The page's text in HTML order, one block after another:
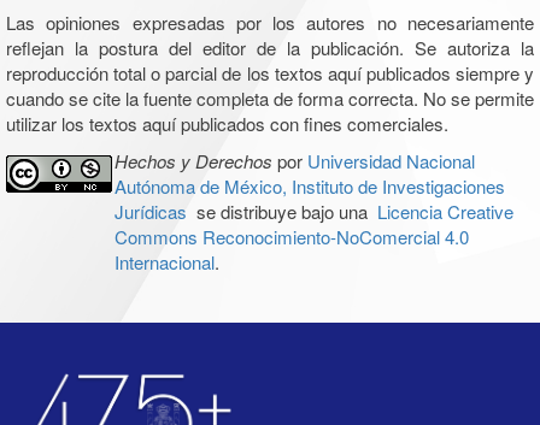
Las opiniones expresadas por los autores no necesariamente
reflejan la postura del editor de la publicación. Se autoriza la
reproducción total o parcial de los textos aquí publicados siempre y
cuando se cite la fuente completa de forma correcta. No se permite
utilizar los textos aquí publicados con fines comerciales.
Hechos y Derechos por Universidad Nacional
Autónoma de México, Instituto de Investigaciones
Jurídicas se distribuye bajo una Licencia Creative
Commons Reconocimiento-NoComercial 4.0
Internacional.